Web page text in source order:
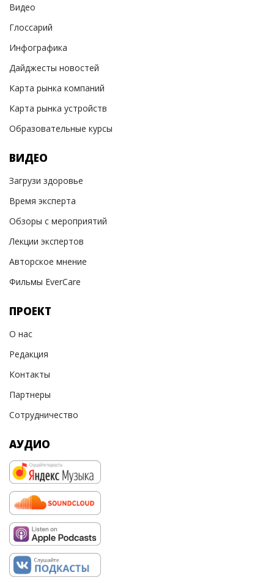
Видео
Глоссарий
Инфографика
Дайджесты новостей
Карта рынка компаний
Карта рынка устройств
Образовательные курсы
ВИДЕО
Загрузи здоровье
Время эксперта
Обзоры с мероприятий
Лекции экспертов
Авторское мнение
Фильмы EverCare
ПРОЕКТ
О нас
Редакция
Контакты
Партнеры
Сотрудничество
АУДИО